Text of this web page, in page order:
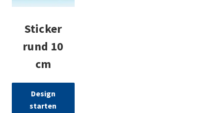
Sticker
rund 10
cm
Design
starten